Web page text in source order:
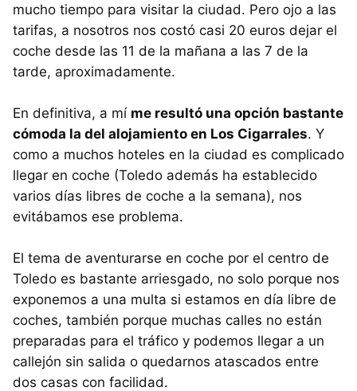
mucho tiempo para visitar la ciudad. Pero ojo a las
tarifas, a nosotros nos costó casi 20 euros dejar el
coche desde las 11 de la mañana a las 7 de la
tarde, aproximadamente.
En definitiva, a mí me resultó una opción bastante
cómoda la del alojamiento en Los Cigarrales. Y
como a muchos hoteles en la ciudad es complicado
llegar en coche (Toledo además ha establecido
varios días libres de coche a la semana), nos
evitábamos ese problema.
El tema de aventurarse en coche por el centro de
Toledo es bastante arriesgado, no solo porque nos
exponemos a una multa si estamos en día libre de
coches, también porque muchas calles no están
preparadas para el tráfico y podemos llegar a un
callejón sin salida o quedarnos atascados entre
dos casas con facilidad.